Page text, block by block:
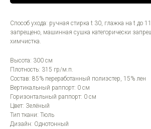
Способ ухода: ручная стирка t 30, глажка на t до
запрещено, машинная сушка категорически
химчистка.
Высота: 300 см
Плотность: 315 гр/м.п.
Состав: 85% переработанный полиэстер, 15% лен
Вертикальный раппорт: 0 см
Горизонтальный раппорт: 0 см
Цвет: Зелёный
Тип ткани: Тюль
Дизайн: Однотонный